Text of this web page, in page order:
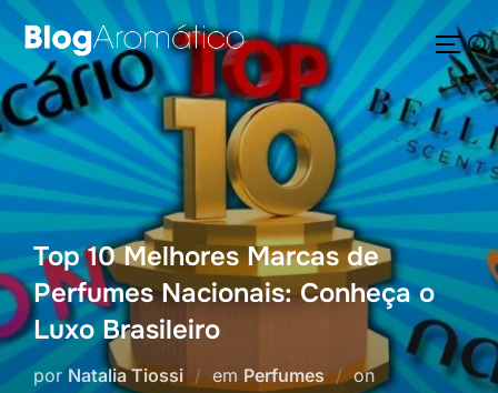
Pular
para
conteúdo
Pesquisar
por:
Top 10 Melhores Marcas de
Perfumes Nacionais: Conheça o
Luxo Brasileiro
por Natalia Tiossi em Perfumes onPostado